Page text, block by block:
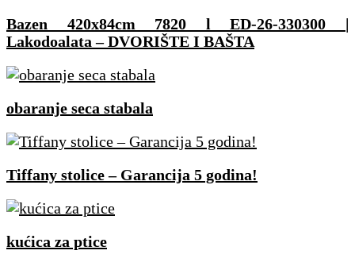
Bazen 420x84cm 7820 l ED-26-330300 |
Lakodoalata – DVORIŠTE I BAŠTA
obaranje seca stabala
Tiffany stolice – Garancija 5 godina!
kućica za ptice